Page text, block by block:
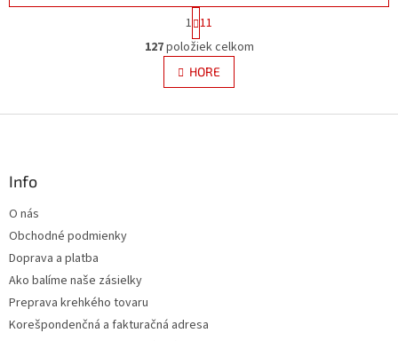
O
v
l
á
i
t
r
á
n
k
v
1 11
127položiek celkom
HORE
Info
O nás
Obchodné podmienky
Doprava a platba
Ako balíme naše zásielky
Preprava krehkého tovaru
Korešpondenčná a fakturačná adresa